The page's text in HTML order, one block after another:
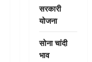
सरकारी
योजना
सोना चांदी
भाव